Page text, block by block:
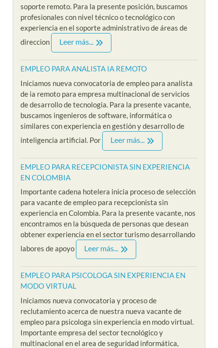
soporte remoto. Para la presente posición, buscamos
profesionales con nivel técnico o tecnológico con
experiencia en el soporte administrativo de áreas de
direccion
Leer más...
EMPLEO PARA ANALISTA IA REMOTO
Iniciamos nueva convocatoria de empleo para analista
de ia remoto para empresa multinacional de servicios
de desarrollo de tecnologia. Para la presente vacante,
buscamos ingenieros de software, informática o
similares con experiencia en gestión y desarrollo de
inteligencia artificial. Por
Leer más...
EMPLEO PARA RECEPCIONISTA SIN EXPERIENCIA
EN COLOMBIA
Importante cadena hotelera inicia proceso de selección
para vacante de empleo para recepcionista sin
experiencia en Colombia. Para la presente vacante, nos
encontramos en la búsqueda de personas que desean
obtener experiencia en el sector turismo desarrollando
labores de apoyo
Leer más...
EMPLEO PARA PSICOLOGA SIN EXPERIENCIA EN
MODO VIRTUAL
Iniciamos nueva convocatoria y proceso de
reclutamiento acerca de nuestra nueva vacante de
empleo para psicologa sin experiencia en modo virtual.
Importante empresa del sector tecnológico y
multinacional en el area de seguridad informática,